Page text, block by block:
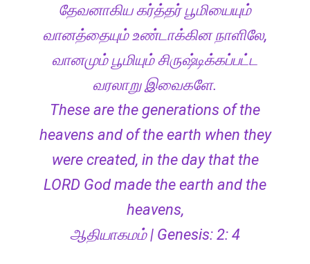
தேவனாகிய கர்த்தர் பூமியையும்
வானத்தையும் உண்டாக்கின நாளிலே,
வானமும் பூமியும் சிருஷ்டிக்கப்பட்ட
வரலாறு இவைகளே.
These are the generations of the
heavens and of the earth when they
were created, in the day that the
LORD God made the earth and the
heavens,
ஆதியாகமம் | Genesis: 2: 4